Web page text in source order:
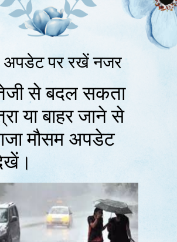
अपडेट पर रखें नजर
से बदल सकता
या बाहर जाने से
मौसम अपडेट